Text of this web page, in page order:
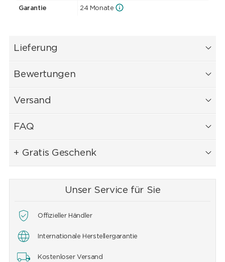
Garantie 24 Monate
Lieferung
Bewertungen
Versand
FAQ
+ Gratis Geschenk
Unser Service für Sie
Offizieller Händler
Internationale Herstellergarantie
Kostenloser Versand